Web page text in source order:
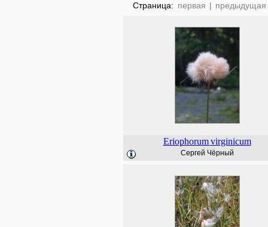
Страница: первая | предыдущая
Eriophorum virginicum
Сергей Чёрный